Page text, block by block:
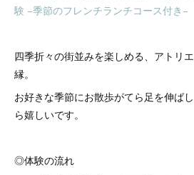
験 −季節のフレンチランチコース付き−
四季折々の街並みを楽しめる、アトリ
縁。
お好きな季節にお散歩がてら足を伸ば
ら嬉しいです。
◎体験の流れ